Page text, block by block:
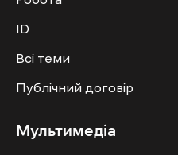
ID
Всі теми
Публічний договір
Мультимедіа